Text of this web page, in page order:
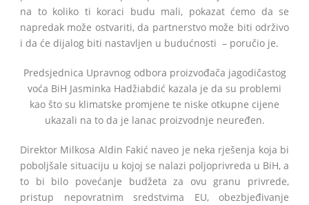
na to koliko ti koraci budu mali, pokazat ćemo da se
napredak može ostvariti, da partnerstvo može biti održivo
i da će dijalog biti nastavljen u budućnosti – poručio je.
Predsjednica Upravnog odbora proizvođača jagodičastog
voća BiH Jasminka Hadžiabdić kazala je da su problemi
kao što su klimatske promjene te niske otkupne cijene
ukazali na to da je lanac proizvodnje neuređen.
Direktor Milkosa Aldin Fakić naveo je neka rješenja koja bi
poboljšale situaciju u kojoj se nalazi poljoprivreda u BiH, a
to bi bilo povećanje budžeta za ovu granu privrede,
pristup nepovratnim sredstvima EU, obezbjeđivanje